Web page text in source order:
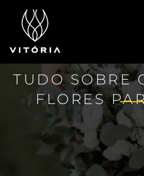
conteúdo
TUDO SOBRE
FLORES